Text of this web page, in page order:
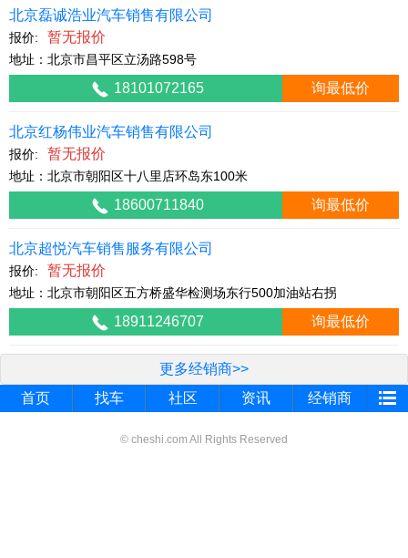
北京磊诚浩业汽车销售有限公司
报价: 暂无报价
地址：北京市昌平区立汤路598号
18101072165 询最低价
北京红杨伟业汽车销售有限公司
报价: 暂无报价
地址：北京市朝阳区十八里店环岛东100米
18600711840 询最低价
北京超悦汽车销售服务有限公司
报价: 暂无报价
地址：北京市朝阳区五方桥盛华检测场东行500加油站右拐
18911246707 询最低价
更多经销商>>
首页
找车 社区 资讯 经销商
© cheshi.com All Rights Reserved